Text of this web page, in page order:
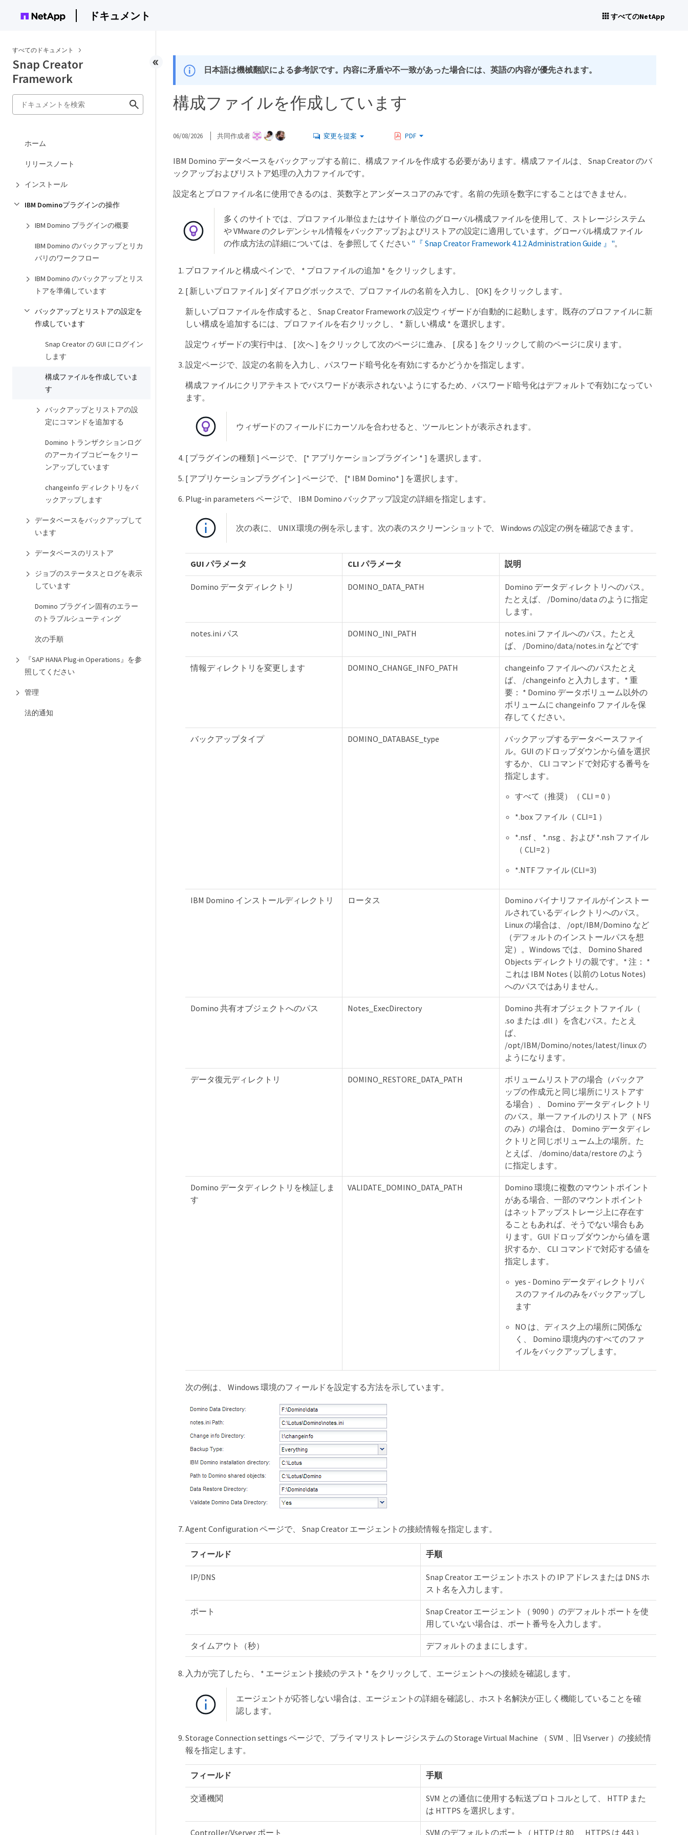
ドキュメント すべてのNetApp
すべてのドキュメント
Snap Creator
Framework
ホーム
リリースノート
インストール
IBM Dominoプラグインの操作
IBM Domino プラグインの概要
IBM Domino のバックアップとリカ
バリのワークフロー
IBM Domino のバックアップとリス
トアを準備しています
バックアップとリストアの設定を
作成しています
Snap Creator の GUI にログイン
します
構成ファイルを作成していま
す
バックアップとリストアの設
定にコマンドを追加する
Domino トランザクションログ
のアーカイブコピーをクリー
ンアップしています
changeinfo ディレクトリをバ
ックアップします
データベースをバックアップして
います
データベースのリストア
ジョブのステータスとログを表示
しています
Domino プラグイン固有のエラー
のトラブルシューティング
次の手順
『SAP HANA Plug-in Operations』を参
照してください
管理
法的通知
日本語は機械翻訳による参考訳です。内容に矛盾や不一致があった場合には、英語の内容が優先されます。
構成ファイルを作成しています
06/08/2026 共同作成者 変更を提案 PDF
IBM Domino データベースをバックアップする前に、構成ファイルを作成する必要があります。構成ファイルは、 Snap Creator のバ
ックアップおよびリストア処理の入力ファイルです。
設定名とプロファイル名に使用できるのは、英数字とアンダースコアのみです。名前の先頭を数字にすることはできません。
多くのサイトでは、プロファイル単位またはサイト単位のグローバル構成ファイルを使用して、ストレージシステム
や VMware のクレデンシャル情報をバックアップおよびリストアの設定に適用しています。グローバル構成ファイル
の作成方法の詳細については、を参照してください "『 Snap Creator Framework 4.1.2 Administration Guide 』"。
プロファイルと構成ペインで、 * プロファイルの追加 * をクリックします。
[ 新しいプロファイル ] ダイアログボックスで、プロファイルの名前を入力し、 [OK] をクリックします。
新しいプロファイルを作成すると、 Snap Creator Framework の設定ウィザードが自動的に起動します。既存のプロファイルに新
しい構成を追加するには、プロファイルを右クリックし、 * 新しい構成 * を選択します。
設定ウィザードの実行中は、 [ 次へ ] をクリックして次のページに進み、 [ 戻る ] をクリックして前のページに戻ります。
設定ページで、設定の名前を入力し、パスワード暗号化を有効にするかどうかを指定します。
構成ファイルにクリアテキストでパスワードが表示されないようにするため、パスワード暗号化はデフォルトで有効になってい
ます。
ウィザードのフィールドにカーソルを合わせると、ツールヒントが表示されます。
[ プラグインの種類 ] ページで、 [* アプリケーションプラグイン * ] を選択します。
[ アプリケーションプラグイン ] ページで、 [* IBM Domino* ] を選択します。
Plug-in parameters ページで、 IBM Domino バックアップ設定の詳細を指定します。
次の表に、 UNIX 環境の例を示します。次の表のスクリーンショットで、 Windows の設定の例を確認できます。
GUI パラメータ CLI パラメータ 説明
Domino データディレクトリ DOMINO_DATA_PATH
Domino データディレクトリへのパス。
たとえば、 /Domino/data のように指定
します。
notes.ini パス DOMINO_INI_PATH
notes.ini ファイルへのパス。たとえ
ば、 /Domino/data/notes.in などです
情報ディレクトリを変更します DOMINO_CHANGE_INFO_PATH
changeinfo ファイルへのパスたとえ
ば、 /changeinfo と入力します。* 重
要： * Domino データボリューム以外の
ボリュームに changeinfo ファイルを保
存してください。
バックアップタイプ DOMINO_DATABASE_type
バックアップするデータベースファイ
ル。GUI のドロップダウンから値を選択
するか、 CLI コマンドで対応する番号を
指定します。
すべて（推奨）（ CLI = 0 ）
*.box ファイル（ CLI=1 ）
*.nsf 、 *.nsg 、および *.nsh ファイル
（ CLI=2 ）
*.NTF ファイル (CLI=3)
IBM Domino インストールディレクトリ ロータス
Domino バイナリファイルがインストー
ルされているディレクトリへのパス。
Linux の場合は、 /opt/IBM/Domino など
（デフォルトのインストールパスを想
定）。Windows では、 Domino Shared
Objects ディレクトリの親です。* 注： *
これは IBM Notes ( 以前の Lotus Notes)
へのパスではありません。
Domino 共有オブジェクトへのパス Notes_ExecDirectory
Domino 共有オブジェクトファイル（
.so または .dll ）を含むパス。たとえ
ば、
/opt/IBM/Domino/notes/latest/linux の
ようになります。
データ復元ディレクトリ DOMINO_RESTORE_DATA_PATH
ボリュームリストアの場合（バックア
ップの作成元と同じ場所にリストアす
る場合）、 Domino データディレクトリ
のパス。単一ファイルのリストア（ NFS
のみ）の場合は、 Domino データディレ
クトリと同じボリューム上の場所。た
とえば、 /domino/data/restore のよう
に指定します。
Domino データディレクトリを検証しま
す
VALIDATE_DOMINO_DATA_PATH
Domino 環境に複数のマウントポイント
がある場合、一部のマウントポイント
はネットアップストレージ上に存在す
ることもあれば、そうでない場合もあ
ります。GUI ドロップダウンから値を選
択するか、 CLI コマンドで対応する値を
指定します。
yes - Domino データディレクトリパ
スのファイルのみをバックアップし
ます
NO は、ディスク上の場所に関係な
く、 Domino 環境内のすべてのファ
イルをバックアップします。
次の例は、 Windows 環境のフィールドを設定する方法を示しています。
Agent Configuration ページで、 Snap Creator エージェントの接続情報を指定します。
フィールド 手順
IP/DNS
Snap Creator エージェントホストの IP アドレスまたは DNS ホ
スト名を入力します。
ポート
Snap Creator エージェント（ 9090 ）のデフォルトポートを使
用していない場合は、ポート番号を入力します。
タイムアウト（秒） デフォルトのままにします。
入力が完了したら、 * エージェント接続のテスト * をクリックして、エージェントへの接続を確認します。
エージェントが応答しない場合は、エージェントの詳細を確認し、ホスト名解決が正しく機能していることを確
認します。
Storage Connection settings ページで、プライマリストレージシステムの Storage Virtual Machine （ SVM 、旧 Vserver ）の接続情
報を指定します。
フィールド 手順
交通機関
SVM との通信に使用する転送プロトコルとして、 HTTP また
は HTTPS を選択します。
Controller/Vserver ポート SVM のデフォルトのポート（ HTTP は 80 、 HTTPS は 443 ）